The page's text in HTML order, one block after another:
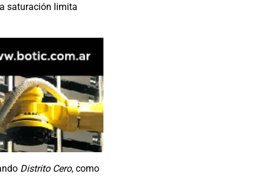
saturación limita
Distrito Cero, como